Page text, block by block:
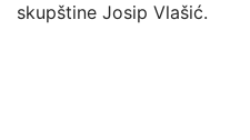
skupštine Josip Vlašić.